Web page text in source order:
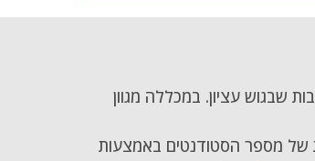
שבגוש עציון. במכללה מגוון
של מספר הסטודנטים באמצעות